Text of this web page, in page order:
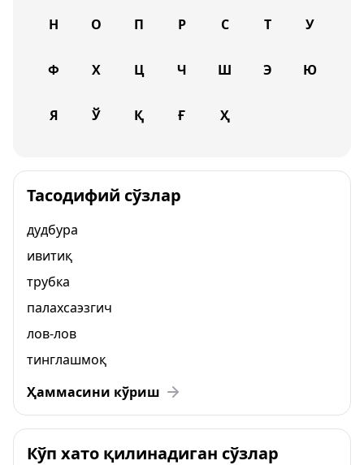
Н О П Р С Т У
Ф Х Ц Ч Ш Э Ю
Я Ў Қ Ғ Ҳ
Тасодифий сўзлар
дудбура
ивитиқ
трубка
палахсаэзгич
лов-лов
тинглашмоқ
Ҳаммасини кўриш
Кўп хато қилинадиган сўзлар